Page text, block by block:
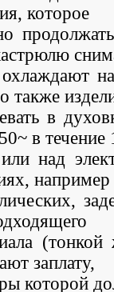
которое
также
в
в течение
над
например
заплату,
которой